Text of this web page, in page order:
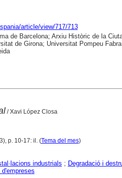
article/view/717/713
de Barcelona; Arxiu Històric de la
de Girona; Universitat Pompeu
/ Xavi López Closa
p. 10-17: il. (Tema del mes)
industrials ; Degradació i
d'empreses